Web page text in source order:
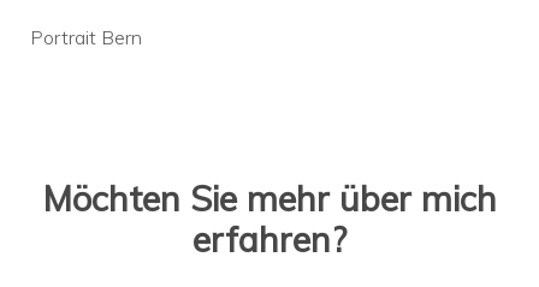
Portrait Bern
Möchten Sie mehr über mich
erfahren?